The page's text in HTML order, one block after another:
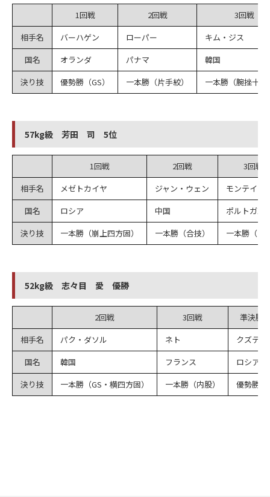
1回戦 2回戦
3回戦
相手名
バーハゲン ローパー
キム・ジス
国名
オランダ パナマ
韓国
決り技
優勢勝（GS） 一本勝（片手絞） 一本勝（腕挫十字
57kg級 芳田 司 5位
1回戦 2回戦
3回戦
相手名
メゼトカイヤ ジャン・ウェン
モンテイロ
国名
ロシア 中国
ポルトガル
決り技
一本勝（崩上四方固） 一本勝（合技） 一本勝（内
52kg級 志々目 愛 優勝
2回戦 3回戦
準決勝
相手名
パク・ダソル ネト
クズティ
国名
韓国 フランス
ロシア
決り技
一本勝（GS・横四方固） 一本勝（内股） 優勢勝